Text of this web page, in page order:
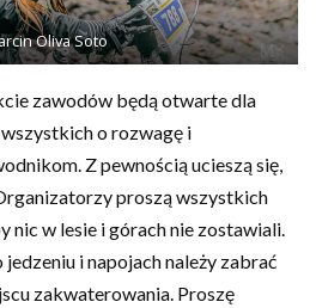
Oliva Soto
zawodów będą otwarte dla
o rozwagę i
Z pewnością ucieszą się,
proszą wszystkich
nic w lesie i górach nie zostawiali.
i napojach należy zabrać
zakwaterowania. Proszę